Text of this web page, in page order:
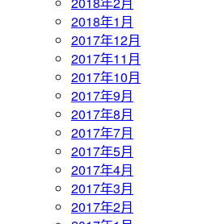
2018年1月
2017年12月
2017年11月
2017年10月
2017年9月
2017年8月
2017年7月
2017年5月
2017年4月
2017年3月
2017年2月